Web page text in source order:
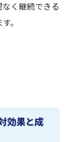
く継続できる
。
効果と成